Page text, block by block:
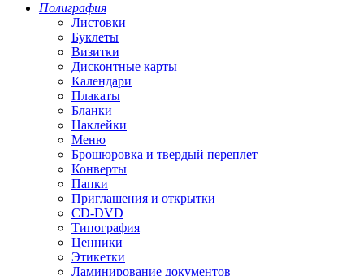
Полиграфия
Листовки
Буклеты
Визитки
Дисконтные карты
Календари
Плакаты
Бланки
Наклейки
Меню
Брошюровка и твердый переплет
Конверты
Папки
Приглашения и открытки
CD-DVD
Типография
Ценники
Этикетки
Ламинирование документов